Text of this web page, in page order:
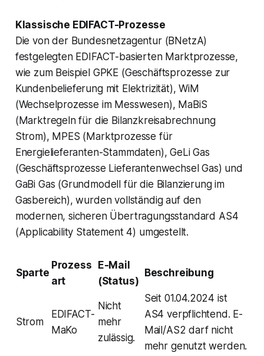
Klassische EDIFACT-Prozesse
Die von der Bundesnetzagentur (BNetzA)
festgelegten EDIFACT-basierten Marktprozesse,
wie zum Beispiel GPKE (Geschäftsprozesse zur
Kundenbelieferung mit Elektrizität), WiM
(Wechselprozesse im Messwesen), MaBiS
(Marktregeln für die Bilanzkreisabrechnung
Strom), MPES (Marktprozesse für
Energielieferanten-Stammdaten), GeLi Gas
(Geschäftsprozesse Lieferantenwechsel Gas) und
GaBi Gas (Grundmodell für die Bilanzierung im
Gasbereich), wurden vollständig auf den
modernen, sicheren Übertragungsstandard AS4
(Applicability Statement 4) umgestellt.
Sparte
Prozess
art
E-Mail
(Status)
Beschreibung
Strom
EDIFACT-
MaKo
Nicht
mehr
zulässig.
Seit 01.04.2024 ist
AS4 verpflichtend. E-
Mail/AS2 darf nicht
mehr genutzt werden.